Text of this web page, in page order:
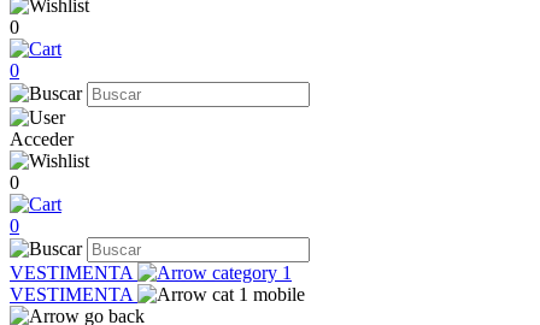
0
0
Acceder
0
0
VESTIMENTA
VESTIMENTA